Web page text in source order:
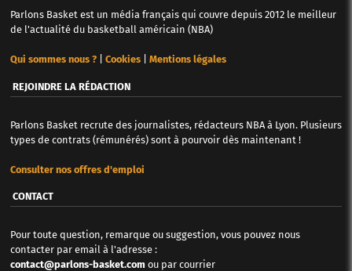
Parlons Basket est un média français qui couvre depuis 2012 le meilleur
de l'actualité du basketball américain (NBA)
Qui sommes nous ?| Cookies| Mentions légales
REJOINDRE LA RÉDACTION
Parlons Basket recrute des journalistes, rédacteurs NBA à Lyon. Plusieurs
types de contrats (rémunérés) sont à pourvoir dès maintenant !
Consulter nos offres d'emploi
CONTACT
Pour toute question, remarque ou suggestion, vous pouvez nous
contacter par email à l'adresse :
contact@parlons-basket.com ou par courrier